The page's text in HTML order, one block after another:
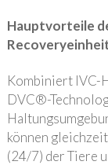
Hauptvorteile
Kombiniert IVC-
DVC®-
können
(24/7) der Tiere